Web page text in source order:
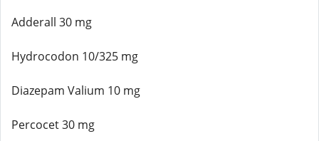
Adderall 30 mg
Hydrocodon 10/325 mg
Diazepam Valium 10 mg
Percocet 30 mg